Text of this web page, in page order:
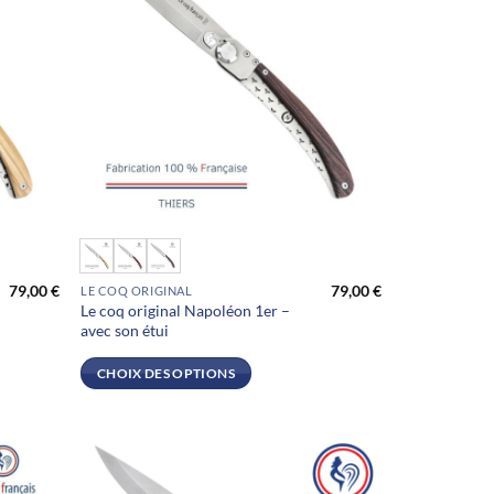
79,00€ LE COQ ORIGINAL
Le coq original Napoléon 1er –
avec son étui
79,00€
CHOIX DES OPTIONS
Ce
produit
a
plusieurs
Les
être
choisies